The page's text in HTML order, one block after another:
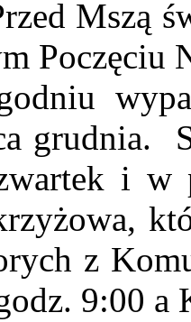
Mszą
Poczęciu
grudnia.
i w
z
9:00